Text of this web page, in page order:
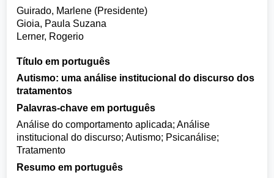
Guirado, Marlene (Presidente)
Gioia, Paula Suzana
Lerner, Rogerio
Título em português
Autismo: uma análise institucional do discurso dos
tratamentos
Palavras-chave em português
Análise do comportamento aplicada; Análise
institucional do discurso; Autismo; Psicanálise;
Tratamento
Resumo em português